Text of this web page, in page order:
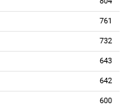
761
732
643
642
600